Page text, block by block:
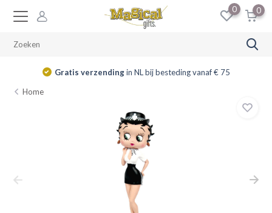
0 0
Gratis verzendingin NL bij besteding vanaf € 75
Home